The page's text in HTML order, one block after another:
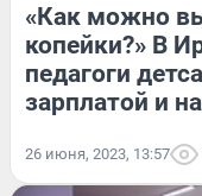
«Как можно
копейки?» В
педагоги
зарплатой и
26 июня, 2023, 13:57